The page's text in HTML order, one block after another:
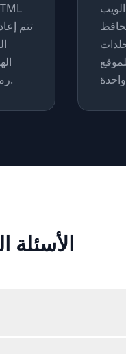
رموز غير مفهومة على الصفحة.
الأسئلة